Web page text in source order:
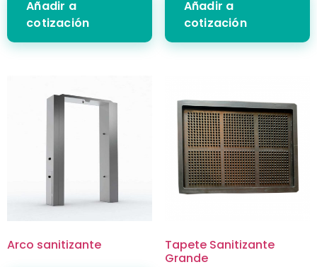
Añadir a
cotización
Añadir a
cotización
Arco sanitizante
Tapete Sanitizante
Grande